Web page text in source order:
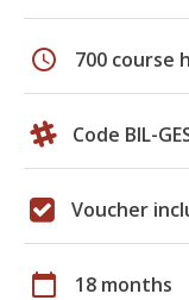
schedule 700 course
Code BIL-
Voucher
calendar_today 18 months